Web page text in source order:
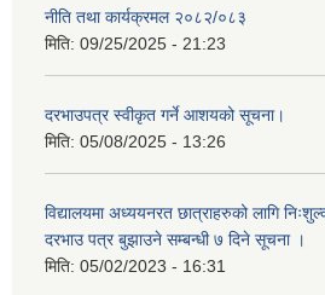
नीति तथा कार्यक्रमल २०८२/०८३
मिति: 09/25/2025 - 21:23
दरभाउपत्र स्वीकृत गर्ने आशयको सूचना।
मिति: 05/08/2025 - 13:26
विद्यालयमा अध्ययनरत छात्राहरुको लागि
दरभाउ पत्र बुझाउने सम्बन्धी ७ दिने सूचना ।
मिति: 05/02/2023 - 16:31